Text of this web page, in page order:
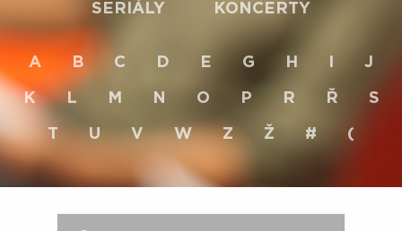
SERIÁLY KONCERTY
A B C D E G H J
K L M N O P R Ř S
T U V W Z Ž # (